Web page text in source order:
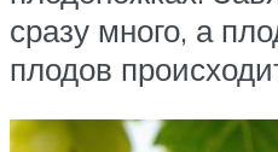
сразу много, а
плодов